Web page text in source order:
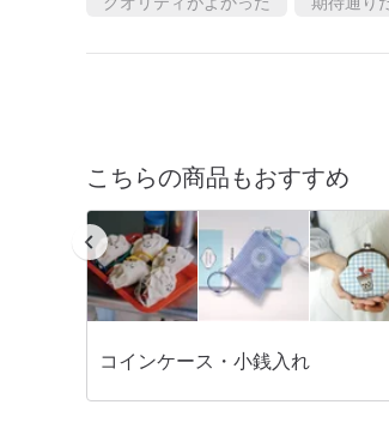
こちらの商品もおすすめ
コインケース・小銭入れ